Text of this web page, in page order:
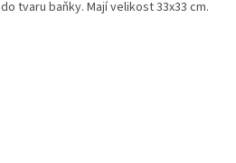
do tvaru baňky. Mají velikost 33x33 cm.